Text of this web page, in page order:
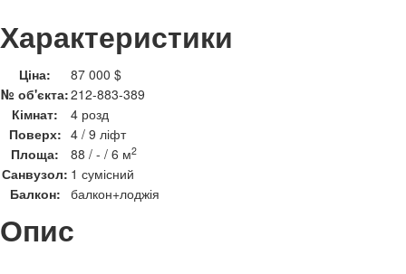
Характеристики
Ціна:
87 000 $
№ об'єкта:212-883-389
Кімнат:
4 розд
Поверх: 4 / 9 ліфт
Площа:
88 / - / 6 м2
Санвузол: 1 сумісний
Балкон: балкон+лоджія
Опис